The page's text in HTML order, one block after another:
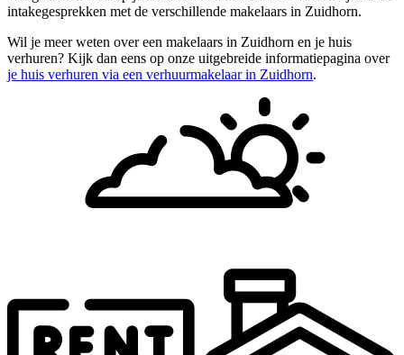
intakegesprekken met de verschillende makelaars in Zuidhorn.
Wil je meer weten over een makelaars in Zuidhorn en je huis
verhuren? Kijk dan eens op onze uitgebreide informatiepagina over
je huis verhuren via een verhuurmakelaar in Zuidhorn.